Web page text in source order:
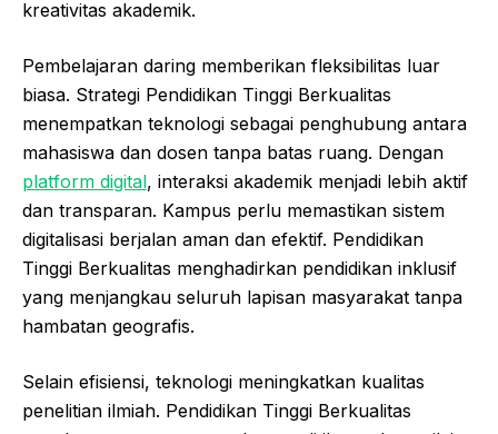
kreativitas akademik.
Pembelajaran daring memberikan fleksibilitas luar
biasa. Strategi Pendidikan Tinggi Berkualitas
menempatkan teknologi sebagai penghubung antara
mahasiswa dan dosen tanpa batas ruang. Dengan
platform digital, interaksi akademik menjadi lebih aktif
dan transparan. Kampus perlu memastikan sistem
digitalisasi berjalan aman dan efektif. Pendidikan
Tinggi Berkualitas menghadirkan pendidikan inklusif
yang menjangkau seluruh lapisan masyarakat tanpa
hambatan geografis.
Selain efisiensi, teknologi meningkatkan kualitas
penelitian ilmiah. Pendidikan Tinggi Berkualitas